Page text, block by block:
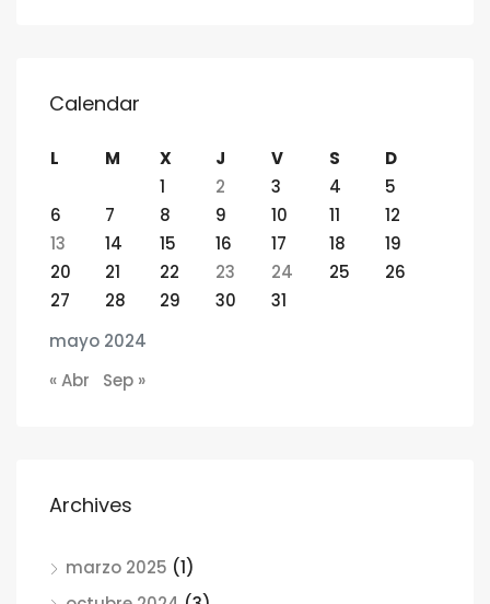
Calendar
mayo 2024
L M X J V S
D
1
2 3 4
5
6
7 8 9 10 11
12
13
14 15 16 17 18
19
20
21 22 23 24 25
26
27
28 29 30 31
« Abr Sep »
Archives
marzo 2025 (1)